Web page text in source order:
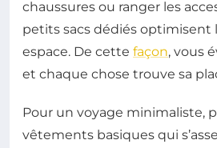
chaussures ou ranger les
petits sacs dédiés optimisent
espace. De cette façon, vous
et chaque chose trouve sa
Pour un voyage minimaliste,
vêtements basiques qui